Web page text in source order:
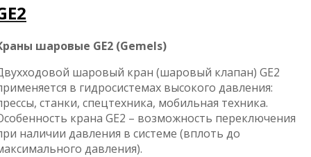
шаровые GE2 (Gemels)
шаровый кран (шаровый клапан) GE2
в гидросистемах высокого давления:
станки, спецтехника, мобильная техника.
крана GE2 – возможность переключения
наличии давления в системе (вплоть до
давления).